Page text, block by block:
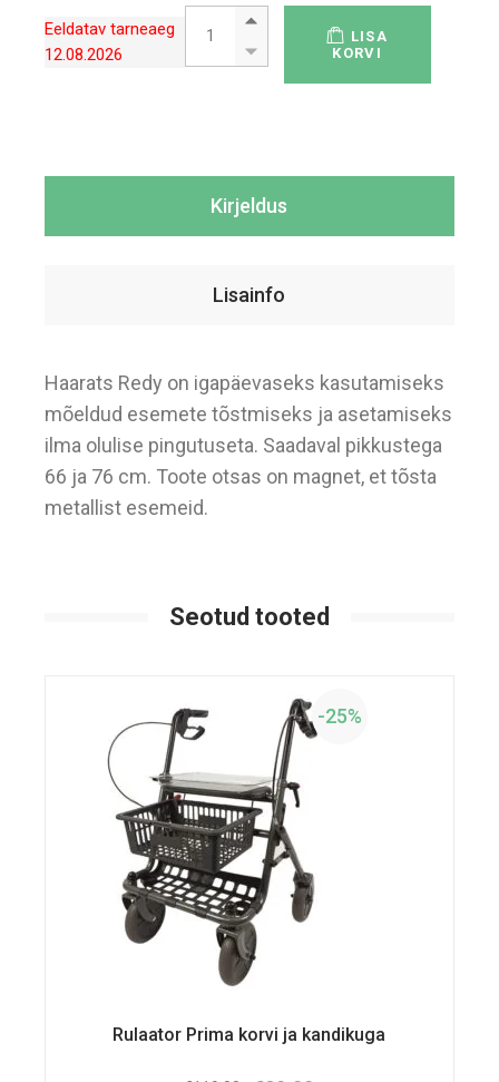
Eeldatav tarneaeg
12.08.2026
Haarats Redy quantity
LISA
KORVI
Kirjeldus
Lisainfo
Haarats Redy on igapäevaseks kasutamiseks
mõeldud esemete tõstmiseks ja asetamiseks
ilma olulise pingutuseta. Saadaval pikkustega
66 ja 76 cm. Toote otsas on magnet, et tõsta
metallist esemeid.
Seotud tooted
-25%
Rulaator Prima korvi ja kandikuga